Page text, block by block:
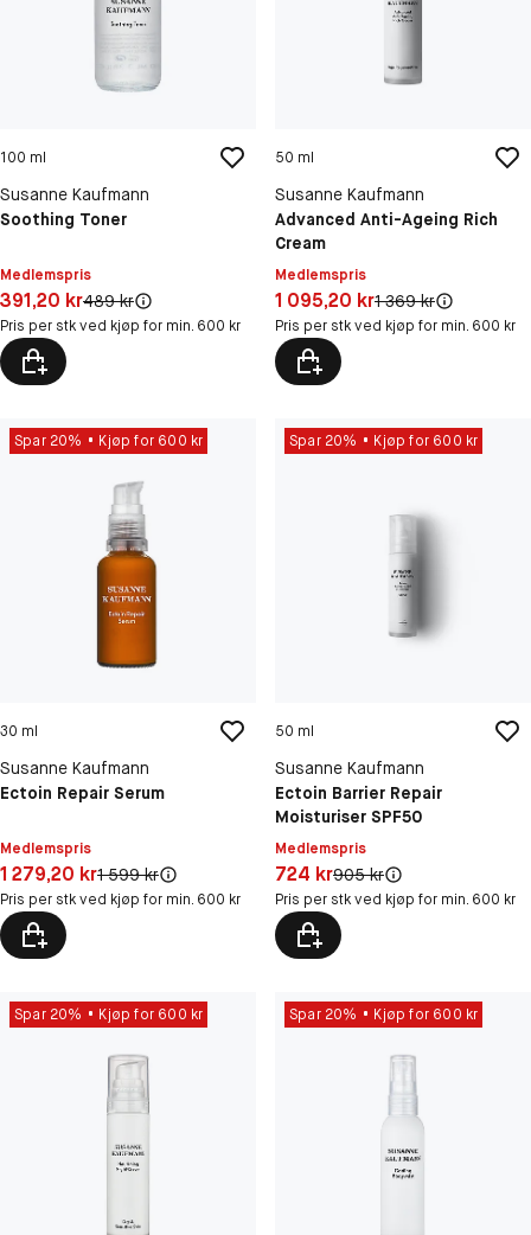
100 ml
Susanne Kaufmann
Soothing Toner
Medlemspris
Pris: 391,20 kr
391,20 krOriginal pris:
489 kr
Pris per stk ved kjøp for min. 600 kr
50 ml
Susanne Kaufmann
Advanced Anti-Ageing Rich
Cream
Medlemspris
Pris: 1 095,20 kr
1 095,20 krOriginal pris:
1 369 kr
Pris per stk ved kjøp for min. 600 kr
Spar 20% Kjøp for 600 kr
30 ml
Susanne Kaufmann
Ectoin Repair Serum
Medlemspris
Pris: 1 279,20 kr
1 279,20 krOriginal pris:
1 599 kr
Pris per stk ved kjøp for min. 600 kr
Spar 20% Kjøp for 600 kr
50 ml
Susanne Kaufmann
Ectoin Barrier Repair
Moisturiser SPF50
Medlemspris
Pris: 724 kr
724 krOriginal pris:
905 kr
Pris per stk ved kjøp for min. 600 kr
Spar 20% Kjøp for 600 kr Spar 20% Kjøp for 600 kr